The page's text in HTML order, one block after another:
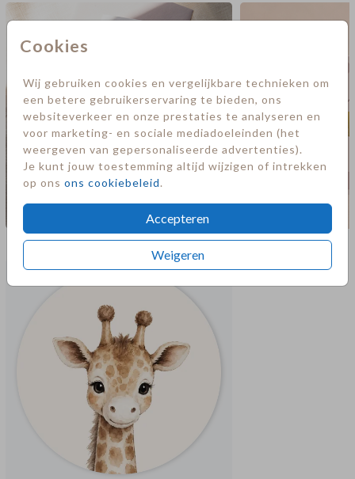
Cookies
Wij gebruiken cookies en vergelijkbare technieken om
een betere gebruikerservaring te bieden, ons
websiteverkeer en onze prestaties te analyseren en
voor marketing- en sociale mediadoeleinden (het
weergeven van gepersonaliseerde advertenties).
Je kunt jouw toestemming altijd wijzigen of intrekken
op ons ons cookiebeleid.
Accepteren
Weigeren
Meer in deze stijl